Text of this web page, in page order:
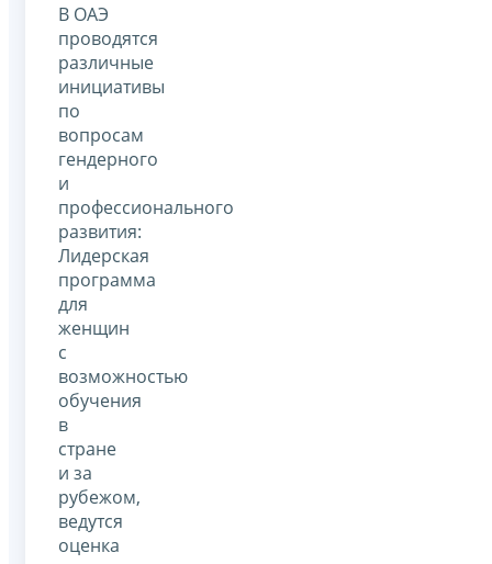
В ОАЭ
проводятся
различные
инициативы
по
вопросам
гендерного
и
профессионального
развития:
Лидерская
программа
для
женщин
с
возможностью
обучения
в
стране
и за
рубежом,
ведутся
оценка